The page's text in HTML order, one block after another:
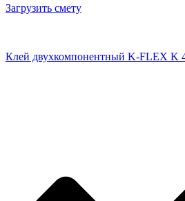
Загрузить смету
Клей двухкомпонентный K-FLEX K